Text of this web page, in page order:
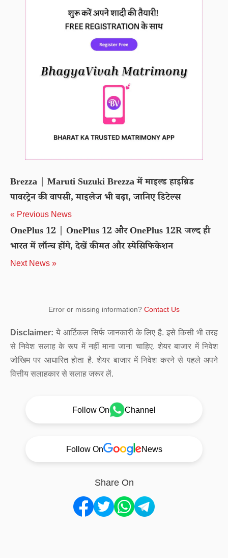
Brezza | Maruti Suzuki Brezza में माइल्ड हाइब्रिड
पावरट्रेन की वापसी, माइलेज भी बढ़ा, जानिए डिटेल्स
« Previous News
OnePlus 12 | OnePlus 12 और OnePlus 12R जल्द ही
भारत में लॉन्च होंगे, देखें कीमत और स्पेसिफिकेशन
Next News »
Error or missing information? Contact Us
Disclaimer: ये आर्टिकल सिर्फ जानकारी के लिए है. इसे किसी भी तरह
से निवेश सलाह के रूप में नहीं माना जाना चाहिए. शेयर बाजार में निवेश
जोखिम पर आधारित होता है. शेयर बाजार में निवेश करने से पहले अपने
वित्तीय सलाहकार से सलाह जरूर लें.
Follow On Channel
Follow On News
Share On